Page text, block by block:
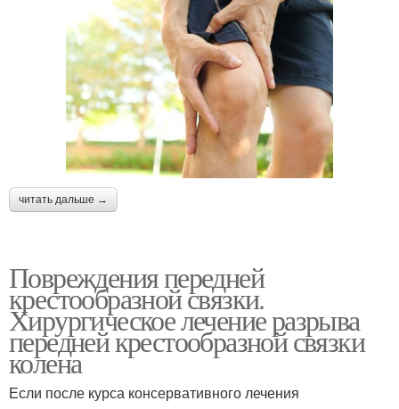
читать дальше →
Повреждения передней
крестообразной связки.
Хирургическое лечение разрыва
передней крестообразной связки
колена
Если после курса консервативного лечения